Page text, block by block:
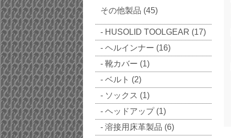
その他製品 (45)
HUSOLID TOOLGEAR (17)
ヘルインナー (16)
靴カバー (1)
ベルト (2)
ソックス (1)
ヘッドアップ (1)
溶接用床革製品 (6)